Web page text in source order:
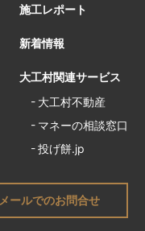
施工レポート
新着情報
大工村関連サービス
大工村不動産
マネーの相談窓口
投げ餅.jp
メールでのお問合せ